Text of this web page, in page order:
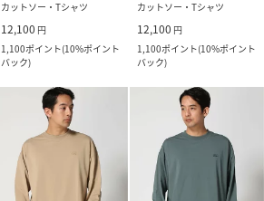
カットソー・Tシャツ
12,100 円
1,100ポイント(10%ポイント
バック)
カットソー・Tシャツ
12,100 円
1,100ポイント(10%ポイント
バック)